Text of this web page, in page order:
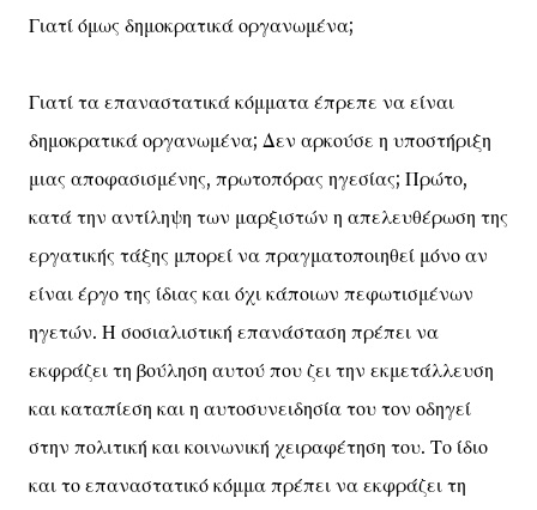
Γιατί όμως δημοκρατικά οργανωμένα;
Γιατί τα επαναστατικά κόμματα έπρεπε να είναι
δημοκρατικά οργανωμένα; Δεν αρκούσε η υποστήριξη
μιας αποφασισμένης, πρωτοπόρας ηγεσίας; Πρώτο,
κατά την αντίληψη των μαρξιστών η απελευθέρωση της
εργατικής τάξης μπορεί να πραγματοποιηθεί μόνο αν
είναι έργο της ίδιας και όχι κάποιων πεφωτισμένων
ηγετών. Η σοσιαλιστική επανάσταση πρέπει να
εκφράζει τη βούληση αυτού που ζει την εκμετάλλευση
και καταπίεση και η αυτοσυνειδησία του τον οδηγεί
στην πολιτική και κοινωνική χειραφέτηση του. Το ίδιο
και το επαναστατικό κόμμα πρέπει να εκφράζει τη